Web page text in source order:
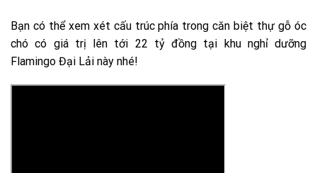
Bạn có thể xem xét cấu trúc phía trong căn biệt thự gỗ óc
chó có giá trị lên tới 22 tỷ đồng tại khu nghỉ dưỡng
Flamingo Đại Lải này nhé!